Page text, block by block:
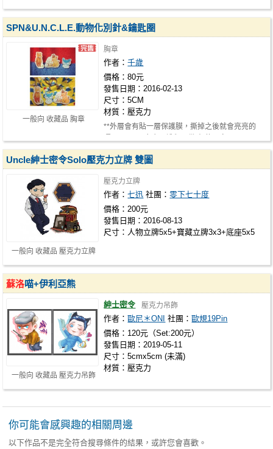
一般向 收藏品 胸章
SPN&U.N.C.L.E.動物化別針&鑰匙圈
胸章
作者：千歲
價格：80元
發售日期：2016-02-13
尺寸：5CM
材質：壓克力
**外層會有貼一層保護膜，撕掉之後就會亮亮的
一般向 收藏品 壓克力立牌
Uncle紳士密令Solo壓克力立牌 雙圖
壓克力立牌
作者：七迅 社團：零下七十度
價格：200元
發售日期：2016-08-13
尺寸：人物立牌5x5+寶藏立牌3x3+底座5x5
一般向 收藏品 壓克力吊飾
蘇洛喵+伊利亞熊
紳士密令 壓克力吊飾
作者：歐尼＊ONI 社團：歐規19Pin
價格：120元（Set:200元）
發售日期：2019-05-11
尺寸：5cmx5cm (未滿)
材質：壓克力
你可能會感興趣的相關周邊
以下作品不是完全符合搜尋條件的結果，或許您會喜歡。